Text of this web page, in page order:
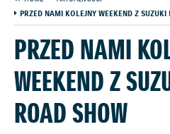
PRZED NAMI KOLEJNY WEEKEND Z
PRZED NAMI
WEEKEND Z
ROAD SHOW